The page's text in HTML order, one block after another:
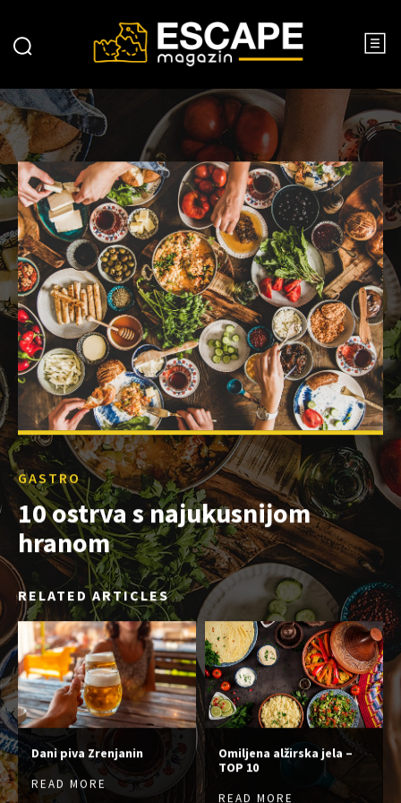
GASTRO
10 ostrva s najukusnijom
hranom
RELATED ARTICLES
Dani piva Zrenjanin
READ MORE
Omiljena alžirska jela –
TOP 10
READ MORE